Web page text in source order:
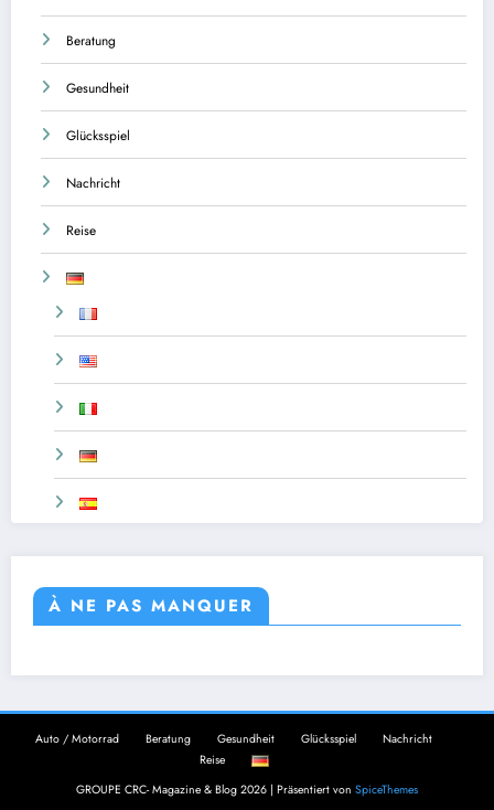
Beratung
Gesundheit
Glücksspiel
Nachricht
Reise
À NE PAS MANQUER
Auto / Motorrad Beratung Gesundheit Glücksspiel
Nachricht
Reise
GROUPE CRC- Magazine & Blog 2026 | Präsentiert von SpiceThemes